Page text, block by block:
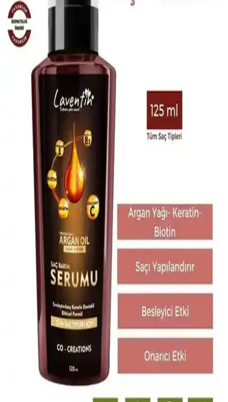
Aizen kolajen biotin şampuanı, saçların elastikiyetini artırır,
dökülmeyi engeller ve parlaklık sağlar. Düzenli kullanımda sağlıklı
ve güçlü saçlara ulaşmanıza yardımcı olur.
Orzax Ocean Biotin 60 Kapsül ile Saç ve Tırnak
Sağlığını Güçlendirin
Orzax Ocean Biotin 60 Kapsül, yüksek doz biotin içeriğiyle saç ve
tırnakların güçlenmesine katkı sağlar, doğal ve kolay kullanımlı
formülüyle sağlıklı görünüm sunar.
2023 Yılında Saç Dökülmesine Karşı Etkili
Şampuan ve Bakım Yöntemleri
2023'te saç dökülmesine karşı kullanılan şampuanlar ve bakım
teknikleri, saç sağlığını korumada önemli rol oynar. Düzenli bakım
ve doğru ürün seçimiyle saçlarınızı güçlendirin.
2023 Yılında Saç Dökülmesine Karşı Etkili Bakım
Ürünleri ve Kullanım Tavsiyeleri
2023 yılında piyasaya çıkan saç bakım ürünleri, saç dökülmesini
önlemek ve saç sağlığını güçlendirmek için tasarlandı. Düzenli
kullanım ve doğru ürün seçimiyle saçlarınız daha sağlıklı ve dirençli
OGX Biotin Kolajen Sülfatsız Şampuan ve
Neutrogena Deep Clean Makyaj Temizleme Mendili:
Günlük Bakımda Yenilikçi Çözümler
Saç ve cilt bakımında yenilikçi çözümler sunan OGX ve
Neutrogena ürünleri, güçlendiren, parlaklık kazandıran ve pratik
kullanımıyla öne çıkar, günlük bakımda etkili sonuçlar sağlar.
Biotin Destekli Saç Şampuanları ile Saç Sağlığını
Güçlendirme ve Parlaklık Kazanma
Biotin içeren şampuanlar, saç güçlendirme ve parlaklık sağlar.
Düzenli kullanım, saç dökülmesini azaltır ve sağlıklı saçlara